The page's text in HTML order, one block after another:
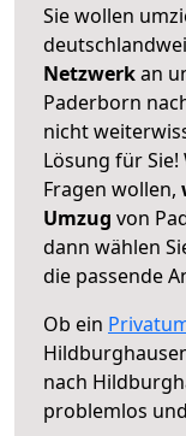
Sie wollen
Netzwerkan
Paderborn
nicht
Lösung für
Fragen wollen,
Umzug von
dann wählen
die passende
Ob ein
nach
problemlos